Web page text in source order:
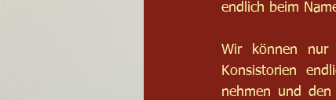
endlich beim
Wir können nur
Konsistorien
nehmen und